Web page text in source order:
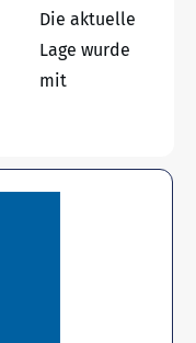
Die aktuelle
Lage wurde
mit